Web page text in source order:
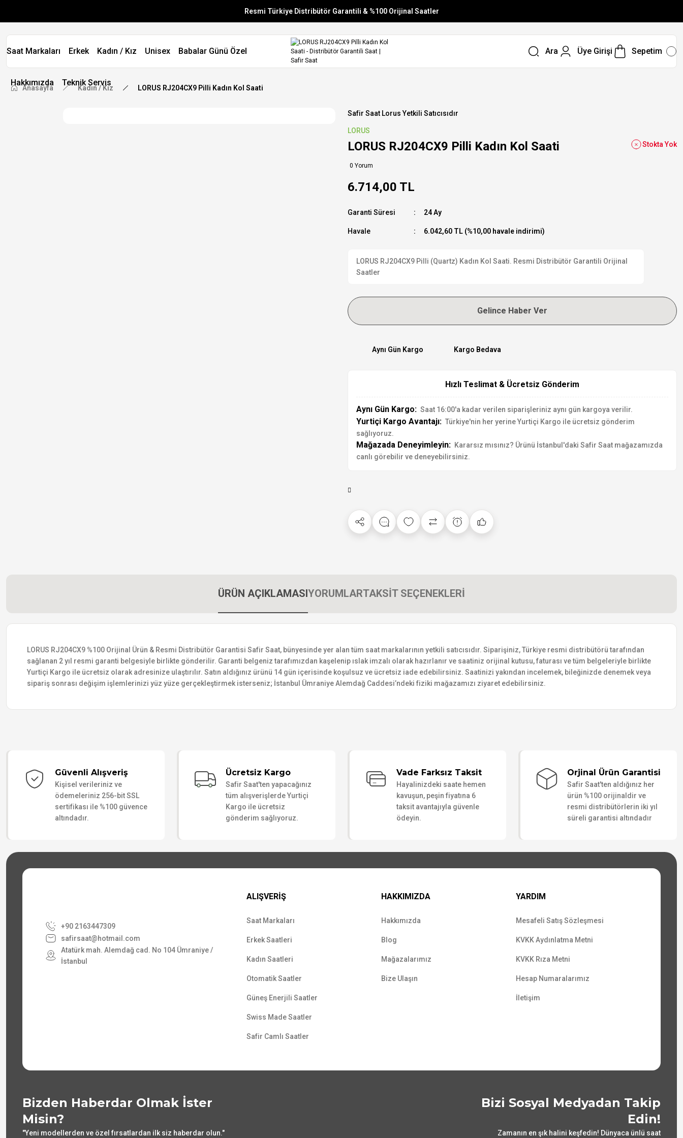
Resmi Türkiye Distribütör Garantili & %100 Orijinal Saatler
Vade Farksız 6 Taksit
Aynı Gün Stoktan Gönderim
Saat Markaları Erkek Kadın / Kız Unisex Babalar Günü Özel
Hakkımızda Teknik Servis
Ara Üye Girişi Sepetim
Anasayfa Kadın / Kız LORUS RJ204CX9 Pilli Kadın Kol Saati
Safir Saat Lorus Yetkili Satıcısıdır
LORUS
LORUS RJ204CX9 Pilli Kadın Kol Saati
0 Yorum
Stokta Yok
6.714,00 TL
Garanti Süresi 24 Ay
Havale 6.042,60 TL (%10,00 havale indirimi)
LORUS RJ204CX9 Pilli (Quartz) Kadın Kol Saati. Resmi Distribütör Garantili Orijinal
Saatler
Gelince Haber Ver
Aynı Gün Kargo Kargo Bedava
Hızlı Teslimat & Ücretsiz Gönderim
Aynı Gün Kargo: Saat 16:00'a kadar verilen siparişleriniz aynı gün kargoya verilir.
Yurtiçi Kargo Avantajı: Türkiye'nin her yerine Yurtiçi Kargo ile ücretsiz gönderim
sağlıyoruz.
Mağazada Deneyimleyin: Kararsız mısınız? Ürünü İstanbul'daki Safir Saat mağazamızda
canlı görebilir ve deneyebilirsiniz.
ÜRÜN AÇIKLAMASIYORUMLARTAKSİT SEÇENEKLERİ
LORUS RJ204CX9 %100 Orijinal Ürün & Resmi Distribütör Garantisi Safir Saat, bünyesinde yer alan tüm saat markalarının yetkili satıcısıdır. Siparişiniz, Türkiye resmi distribütörü tarafından
sağlanan 2 yıl resmi garanti belgesiyle birlikte gönderilir. Garanti belgeniz tarafımızdan kaşelenip ıslak imzalı olarak hazırlanır ve saatiniz orijinal kutusu, faturası ve tüm belgeleriyle birlikte
Yurtiçi Kargo ile ücretsiz olarak adresinize ulaştırılır. Satın aldığınız ürünü 14 gün içerisinde koşulsuz ve ücretsiz iade edebilirsiniz. Saatinizi yakından incelemek, bileğinizde denemek veya
sipariş sonrası değişim işlemlerinizi yüz yüze gerçekleştirmek isterseniz; İstanbul Ümraniye Alemdağ Caddesi’ndeki fiziki mağazamızı ziyaret edebilirsiniz.
Güvenli Alışveriş
Kişisel verileriniz ve
ödemeleriniz 256-bit SSL
sertifikası ile %100 güvence
altındadır.
Ücretsiz Kargo
Safir Saat'ten yapacağınız
tüm alışverişlerde Yurtiçi
Kargo ile ücretsiz
gönderim sağlıyoruz.
Vade Farksız Taksit
Hayalinizdeki saate hemen
kavuşun, peşin fiyatına 6
taksit avantajıyla güvenle
ödeyin.
Orjinal Ürün Garantisi
Safir Saat'ten aldığınız her
ürün %100 orijinaldir ve
resmi distribütörlerin iki yıl
süreli garantisi altındadır
+90 2163447309
safirsaat@hotmail.com
Atatürk mah. Alemdağ cad. No 104 Ümraniye /
İstanbul
ALIŞVERİŞ
Saat Markaları
Erkek Saatleri
Kadın Saatleri
Otomatik Saatler
Güneş Enerjili Saatler
Swiss Made Saatler
Safir Camlı Saatler
HAKKIMIZDA
Hakkımızda
Blog
Mağazalarımız
Bize Ulaşın
YARDIM
Mesafeli Satış Sözleşmesi
KVKK Aydınlatma Metni
KVKK Rıza Metni
Hesap Numaralarımız
İletişim
Bizden Haberdar Olmak İster
Misin?
"Yeni modellerden ve özel fırsatlardan ilk siz haberdar olun."
Bizi Sosyal Medyadan Takip
Edin!
Zamanın en şık halini keşfedin! Dünyaca ünlü saat